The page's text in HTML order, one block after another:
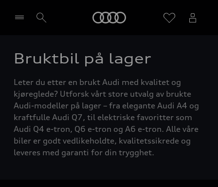
Velg forhandler
Bruktbil på lager
Leter du etter en brukt Audi med kvalitet og
kjøreglede? Utforsk vårt store utvalg av brukte
Audi-modeller på lager – fra elegante Audi A4 og
kraftfulle Audi Q7, til elektriske favoritter som
Audi Q4 e-tron, Q6 e-tron og A6 e-tron. Alle våre
biler er godt vedlikeholdte, kvalitetssikrede og
leveres med garanti for din trygghet.